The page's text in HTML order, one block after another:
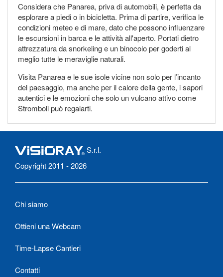
Considera che Panarea, priva di automobili, è perfetta da
esplorare a piedi o in bicicletta. Prima di partire, verifica le
condizioni meteo e di mare, dato che possono influenzare
le escursioni in barca e le attività all'aperto. Portati dietro
attrezzatura da snorkeling e un binocolo per goderti al
meglio tutte le meraviglie naturali.
Visita Panarea e le sue isole vicine non solo per l’incanto
del paesaggio, ma anche per il calore della gente, i sapori
autentici e le emozioni che solo un vulcano attivo come
Stromboli può regalarti.
S.r.l.
Copyright 2011 - 2026
Chi siamo
Ottieni una Webcam
Time-Lapse Cantieri
Contatti